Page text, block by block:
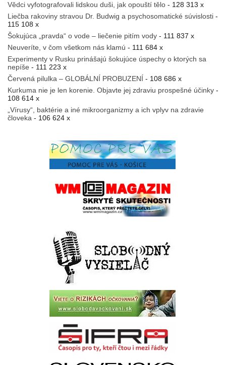
Vědci vyfotografovali lidskou duši, jak opouští tělo - 128 313 x
Liečba rakoviny stravou Dr. Budwig a psychosomatické súvislosti -
115 108 x
Šokujúca „pravda“ o vode – liečenie pitím vody - 111 837 x
Neuveríte, v čom všetkom nás klamú - 111 684 x
Experimenty v Rusku prinášajú šokujúce úspechy o ktorých sa
nepíše - 111 223 x
Červená pilulka – GLOBÁLNÍ PROBUZENÍ - 108 686 x
Kurkuma nie je len korenie. Objavte jej zdraviu prospešné účinky -
108 614 x
„Vírusy“, baktérie a iné mikroorganizmy a ich vplyv na zdravie
človeka - 106 624 x